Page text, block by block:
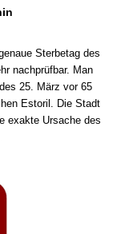
Sterbetag des
nachprüfbar. Man
25. März vor 65
Estoril. Die Stadt
exakte Ursache des